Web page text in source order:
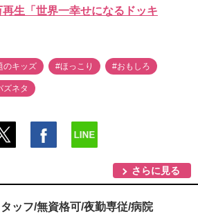
生「世界一幸せになるドッキ
のキッズ #ほっこり #おもしろ
ズネタ
さらに見る
ッフ/無資格可/夜勤専従/病院